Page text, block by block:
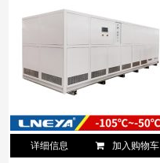
详细信息 加入购物车